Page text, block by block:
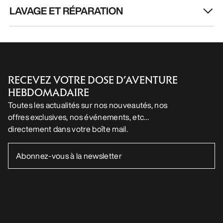
LAVAGE ET RÉPARATION
RECEVEZ VOTRE DOSE D’AVENTURE
HEBDOMADAIRE
Toutes les actualités sur nos nouveautés, nos
offres exclusives, nos événements, etc…
directement dans votre boîte mail.